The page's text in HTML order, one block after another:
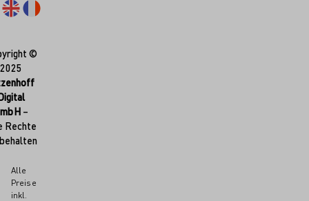
©
2025
–
Rechte
Alle
Preise
inkl.